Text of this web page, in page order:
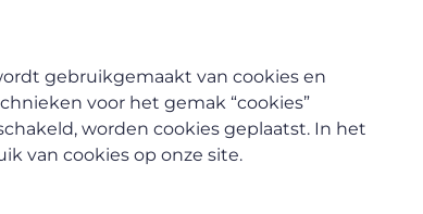
gebruikgemaakt van cookies en
voor het gemak “cookies”
worden cookies geplaatst. In het
van cookies op onze site.